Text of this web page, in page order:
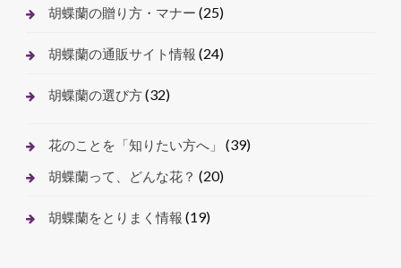
胡蝶蘭の贈り方・マナー (25)
胡蝶蘭の通販サイト情報 (24)
胡蝶蘭の選び方(32)
花のことを「知りたい方へ」 (39)
胡蝶蘭って、どんな花？ (20)
胡蝶蘭をとりまく情報 (19)